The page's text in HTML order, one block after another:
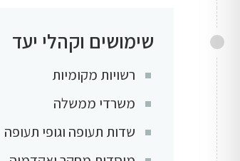
שימושים וקהלי יעד
רשויות מקומיות
משרדי ממשלה
שדות תעופה וגופי תעופה